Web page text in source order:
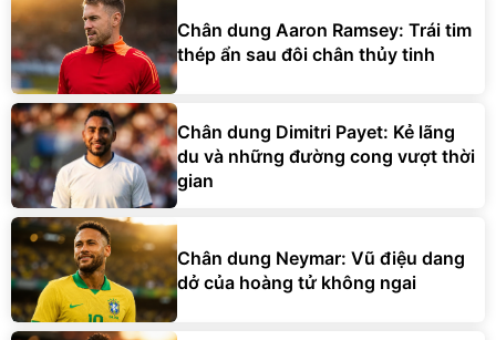
Chân dung Aaron Ramsey: Trái tim
thép ẩn sau đôi chân thủy tinh
Chân dung Dimitri Payet: Kẻ lãng
du và những đường cong vượt thời
gian
Chân dung Neymar: Vũ điệu dang
dở của hoàng tử không ngai